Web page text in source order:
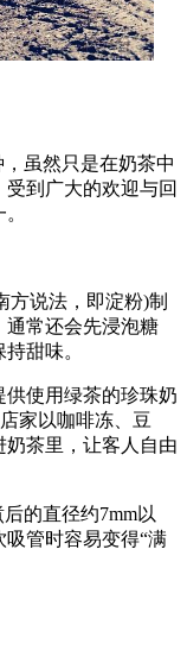
虽然只是在奶茶中
到广大的欢迎与回
方说法，即淀粉)制
通常还会先浸泡糖
甜味。
使用绿茶的珍珠奶
家以咖啡冻、豆
茶里，让客人自由
的直径约7mm以
吸管时容易变得“满